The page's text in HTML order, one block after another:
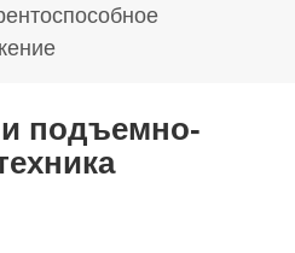
подъемно-